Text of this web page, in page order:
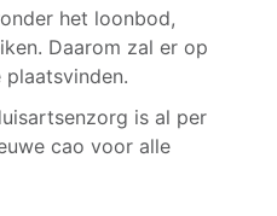
het loonbod,
Daarom zal er op
is al per
cao voor alle